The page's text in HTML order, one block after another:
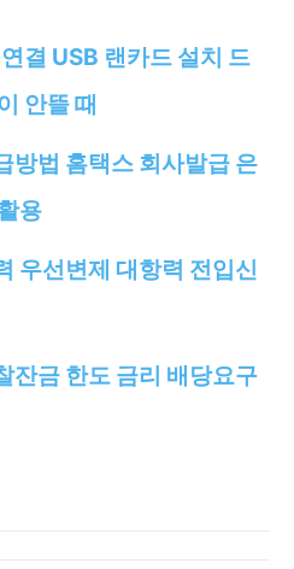
결 USB 랜카드 설치 드
안뜰 때
방법 홈택스 회사발급 은
용
우선변제 대항력 전입신
잔금 한도 금리 배당요구